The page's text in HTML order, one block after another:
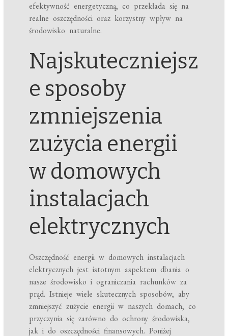
efektywność energetyczną, co przekłada się na
realne oszczędności oraz korzystny wpływ na
środowisko naturalne.
Najskuteczniejsz
e sposoby
zmniejszenia
zużycia energii
w domowych
instalacjach
elektrycznych
Oszczędność energii w domowych instalacjach
elektrycznych jest istotnym aspektem dbania o
nasze środowisko i ograniczania rachunków za
prąd. Istnieje wiele skutecznych sposobów, aby
zmniejszyć zużycie energii w naszych domach, co
przyczynia się zarówno do ochrony środowiska,
jak i do oszczędności finansowych. Poniżej